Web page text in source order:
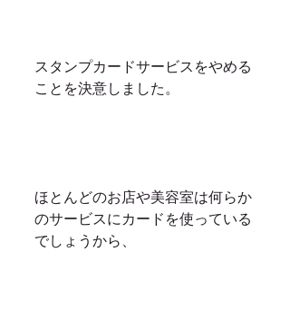
スタンプカードサービスをやめる
ことを決意しました。
ほとんどのお店や美容室は何らか
のサービスにカードを使っている
でしょうから、